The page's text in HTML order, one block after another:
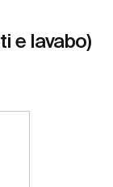
e lavabo)